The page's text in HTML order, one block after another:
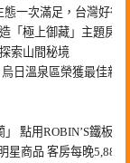
態一次滿足，台灣好行
「極上御藏」主題房
索山間秘境
日溫泉區榮獲最佳新
點用ROBIN’S鐵板
星商品 客房每晚5,888